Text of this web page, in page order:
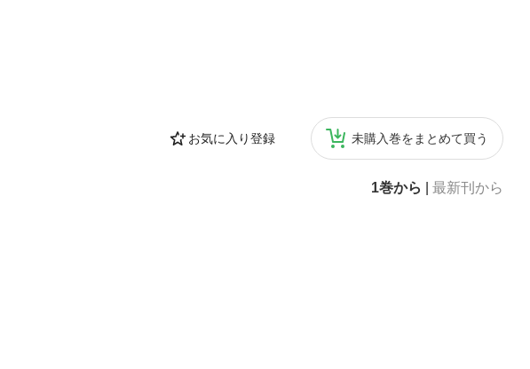
お気に入り登録 未購入巻をまとめて買う
1巻から 最新刊から